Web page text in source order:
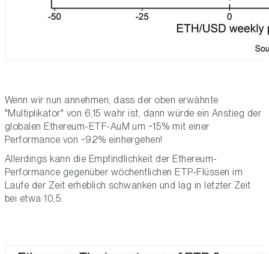
Wenn wir nun annehmen, dass der oben erwähnte
"Multiplikator" von 6,15 wahr ist, dann würde ein Anstieg der
globalen Ethereum-ETF-AuM um ~15% mit einer
Performance von ~92% einhergehen!
Allerdings kann die Empfindlichkeit der Ethereum-
Performance gegenüber wöchentlichen ETP-Flüssen im
Laufe der Zeit erheblich schwanken und lag in letzter Zeit
bei etwa 10,5.